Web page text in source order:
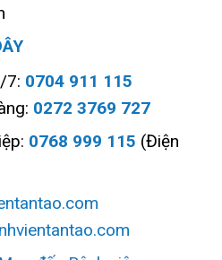
7: 0704 911 115
0272 3769 727
0768 999 115 (Điện